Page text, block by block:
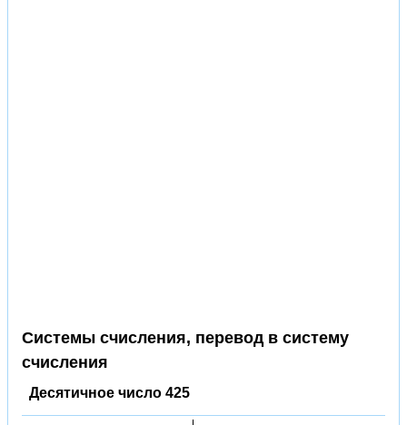
Системы счисления, перевод в систему
счисления
Десятичное число 425